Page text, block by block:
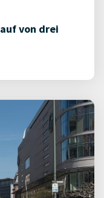
von drei